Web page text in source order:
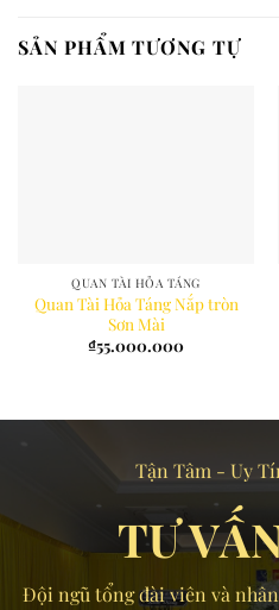
SẢN PHẨM TƯƠNG TỰ
QUAN TÀI HỎA TÁNG
Quan Tài Hỏa Táng Nắp tròn
Sơn Mài
₫55.000.000
Tận Tâm - Uy
TƯ
Đội ngũ tổng đài viên và